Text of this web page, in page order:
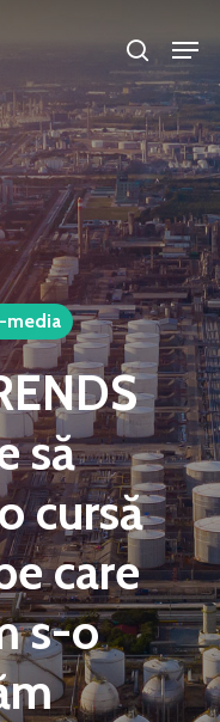
search
media
să
cursă
care
s-o
Close
Menu